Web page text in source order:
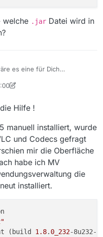
installieren Sie das
JRE-Installation.
welche .jar Datei wird in
es eine für Dich
manuell zu ziehen und zu
bewusst 13.0.6 verwenden
installieren?
erste Frage:
Du den MV client startest…
einjava -version >
einbauen,
und posten?
Varianten? Sind das jeweils
headless JRE oder JDK?
Anbieter? Stammen die von
oder woher?
Ergebnis? Ähm… - welche
wird in Deinem Startskript
Hilfe !
manuell installiert, wurde
und Codecs gefragt
mir die Oberfläche
habe ich MV
die
installiert.
(build 1.8. 0_232-8u232-